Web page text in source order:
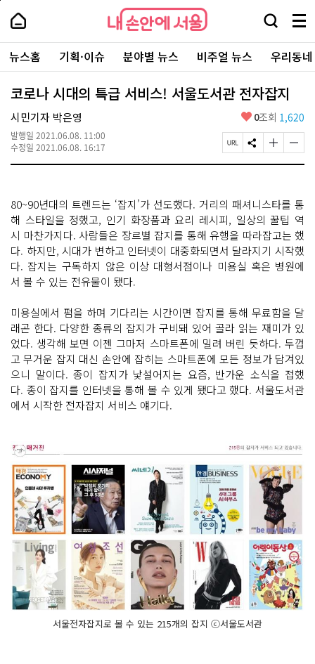
본
로
가
내
손
안
에
서
울
-
서
울
시
대
표
소
털
내
손
에
울
검
창
열
기
메
뉴
전
체
보
주
요
서
뉴스홈 기획·이슈 분야별 뉴스 비주얼 뉴스 우리동
코로나 시대의 특급 서비스! 서울도서관 전자잡지
시민기자 박은영
발행일 2021.06.08. 11:00
수정일 2021.06.08. 16:17
좋
요
0조회 1,620
페
이
L
복
사
S
N
유
하
기
글
자
크
게
변
경
하
기
글
자
게
변
경
하
기
80~90년대의 트렌드는 ‘잡지’가 선도했다. 거리의 패셔니스타를 통
해 스타일을 정했고, 인기 화장품과 요리 레시피, 일상의 꿀팁 역
시 마찬가지다. 사람들은 장르별 잡지를 통해 유행을 따라잡고는 했
다. 하지만, 시대가 변하고 인터넷이 대중화되면서 달라지기 시작했
다. 잡지는 구독하지 않은 이상 대형서점이나 미용실 혹은 병원에
서 볼 수 있는 전유물이 됐다.
미용실에서 펌을 하며 기다리는 시간이면 잡지를 통해 무료함을 달
래곤 한다. 다양한 종류의 잡지가 구비돼 있어 골라 읽는 재미가 있
었다. 생각해 보면 이젠 그마저 스마트폰에 밀려 버린 듯하다. 두껍
고 무거운 잡지 대신 손안에 잡히는 스마트폰에 모든 정보가 담겨있
으니 말이다. 종이 잡지가 낯설어지는 요즘, 반가운 소식을 접했
다. 종이 잡지를 인터넷을 통해 볼 수 있게 됐다고 했다. 서울도서관
에서 시작한 전자잡지 서비스 얘기다.
서울전자잡지로 볼 수 있는 215개의 잡지 ⓒ서울도서관
페
상
단
로